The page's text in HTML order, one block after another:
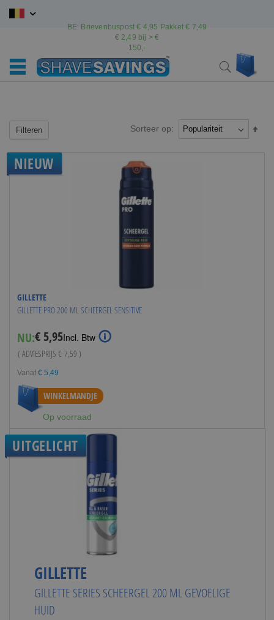
Ga
BE: Brievenbuspost € 4,95 Pakket € 7,49
€ 2,49 bij > €
150,-
Search
NIEUW
GILLETTE
GILLETTE PRO 200 ML SCHEERGEL SENSITIVE
NU:Special
Price
€ 5,95Incl. Btw
( ADVIESPRIJS € 7,59 )
Vanaf € 5,49
WINKELMANDJE
Op voorraad
UITGELICHT
GILLETTE
GILLETTE SERIES SCHEERGEL 200 ML GEVOELIGE
HUID
Sorteer op:
Filteren